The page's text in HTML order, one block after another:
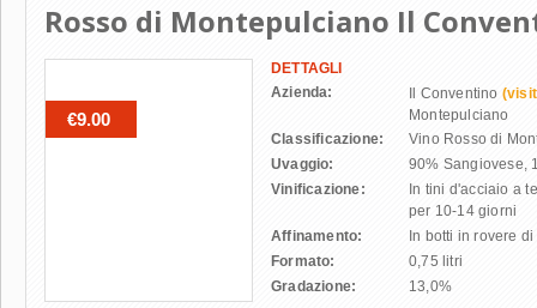
Rosso di Montepulciano Il
€9.00
DETTAGLI
Azienda:
Il Conventino
Montepulciano
Classificazione:
Vino Rosso di
Uvaggio:
90% Sangiovese,
Vinificazione:
In tini d'acciaio a
per 10-14 giorni
Affinamento:
In botti in rovere
Formato:
0,75 litri
Gradazione:
13,0%